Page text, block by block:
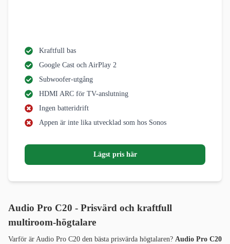
Kraftfull bas
Google Cast och AirPlay 2
Subwoofer-utgång
HDMI ARC för TV-anslutning
Ingen batteridrift
Appen är inte lika utvecklad som hos Sonos
Lägst pris här
Audio Pro C20 - Prisvärd och kraftfull
multiroom-högtalare
Varför är Audio Pro C20 den bästa prisvärda högtalaren? Audio Pro C20